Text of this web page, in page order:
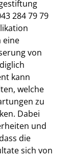
284 79 79
eine
von
kann
welche
zu
Dabei
und
die
sich von